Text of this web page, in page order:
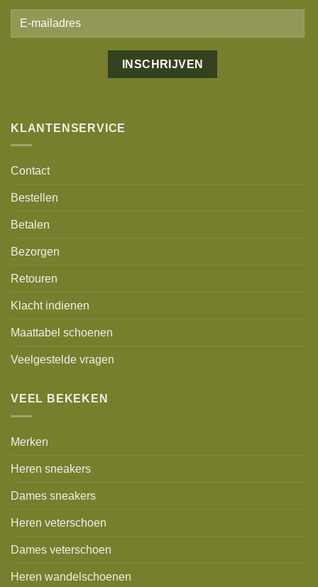
KLANTENSERVICE
Contact
Bestellen
Betalen
Bezorgen
Retouren
Klacht indienen
Maattabel schoenen
Veelgestelde vragen
VEEL BEKEKEN
Merken
Heren sneakers
Dames sneakers
Heren veterschoen
Dames veterschoen
Heren wandelschoenen